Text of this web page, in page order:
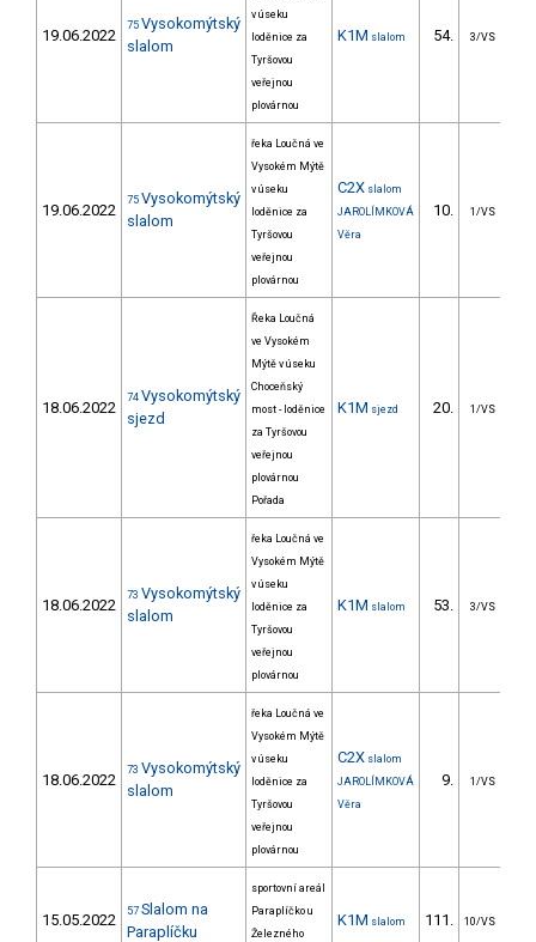
19.06.2022
75 Vysokomýtský
slalom
v úseku
loděnice za
Tyršovou
veřejnou
plovárnou
K1M slalom 54. 3/VS
19.06.2022
75 Vysokomýtský
slalom
řeka Loučná ve
Vysokém Mýtě
v úseku
loděnice za
Tyršovou
veřejnou
plovárnou
C2X slalom
JAROLÍMKOVÁ
Věra
10. 1/VS
18.06.2022
74 Vysokomýtský
sjezd
Řeka Loučná
ve Vysokém
Mýtě v úseku
Choceňský
most - loděnice
za Tyršovou
veřejnou
plovárnou
Pořada
K1M sjezd 20. 1/VS
18.06.2022
73 Vysokomýtský
slalom
řeka Loučná ve
Vysokém Mýtě
v úseku
loděnice za
Tyršovou
veřejnou
plovárnou
K1M slalom 53. 3/VS
18.06.2022
73 Vysokomýtský
slalom
řeka Loučná ve
Vysokém Mýtě
v úseku
loděnice za
Tyršovou
veřejnou
plovárnou
C2X slalom
JAROLÍMKOVÁ
Věra
9. 1/VS
15.05.2022 57 Slalom na
Paraplíčku
sportovní areál
Paraplíčko u
Železného
K1M slalom 111. 10/VS